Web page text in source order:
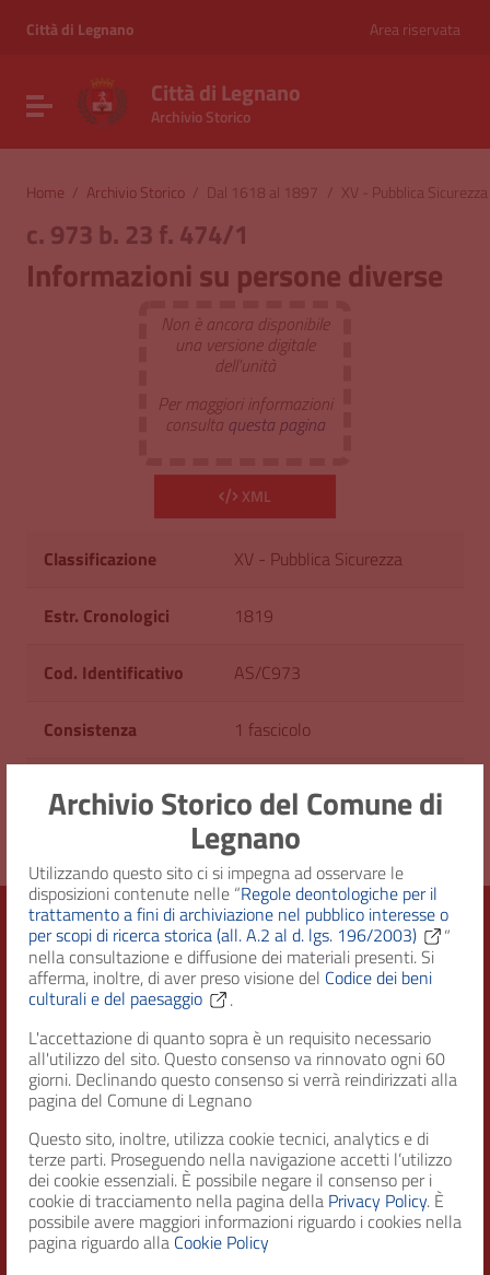
Archivio Storico del Comune di
Legnano
Utilizzando questo sito ci si impegna ad osservare le
disposizioni contenute nelle “Regole deontologiche per il
trattamento a fini di archiviazione nel pubblico interesse o
per scopi di ricerca storica (all. A.2 al d. lgs. 196/2003)
”
nella consultazione e diffusione dei materiali presenti. Si
afferma, inoltre, di aver preso visione del Codice dei beni
culturali e del paesaggio
.
L'accettazione di quanto sopra è un requisito necessario
all'utilizzo del sito. Questo consenso va rinnovato ogni 60
giorni. Declinando questo consenso si verrà reindirizzati alla
pagina del Comune di Legnano
Questo sito, inoltre, utilizza cookie tecnici, analytics e di
terze parti. Proseguendo nella navigazione accetti l’utilizzo
dei cookie essenziali. È possibile negare il consenso per i
cookie di tracciamento nella pagina della Privacy Policy. È
possibile avere maggiori informazioni riguardo i cookies nella
pagina riguardo alla Cookie Policy
Vai al menu di navigazione
Città di Legnano Area riservata
Attiva / disattiva la navigazione
Città di Legnano
Archivio Storico
Home / Archivio Storico / Dal 1618 al 1897 / XV - Pubblica Sicurezza
c. 973 b. 23 f. 474/1
Informazioni su persone diverse
Non è ancora disponibile
una versione digitale
dell'unità
Per maggiori informazioni
consulta questa pagina
XML
Classificazione XV - Pubblica Sicurezza
Estr. Cronologici 1819
Cod. Identificativo AS/C973
Consistenza 1 fascicolo
Diritto d'accesso Uso pubblico
Città di Legnano – Archivio Storico
RECAPITI
Indirizzo
Piazza San Magno 9
20025, Legnano (MI)
Telefono
(+39) 0331471111